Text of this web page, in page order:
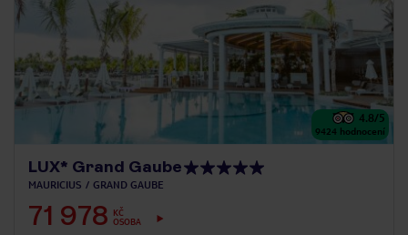
4.8/5
9424 hodnocení
LUX* Grand Gaube
MAURICIUS GRAND GAUBE
71 978
KČ
OSOBA